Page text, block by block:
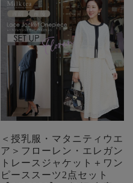
＜授乳服・マタニティウエ
ア＞フローレン・エレガン
トレースジャケット＋ワン
ピーススーツ2点セット